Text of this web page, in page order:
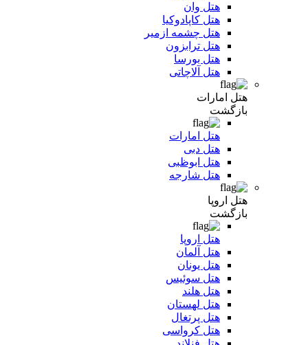
هتل وان
هتل کاپادوکیا
هتل چشمه ازمیر
هتل ترابزون
هتل بورسا
هتل آلاچاتی
هتل امارات
بازگشت
هتل امارات
هتل دبی
هتل ابوظبی
هتل شارجه
هتل اروپا
بازگشت
هتل اروپا
هتل آلمان
هتل یونان
هتل سوئیس
هتل هلند
هتل لهستان
هتل پرتغال
هتل کرواسی